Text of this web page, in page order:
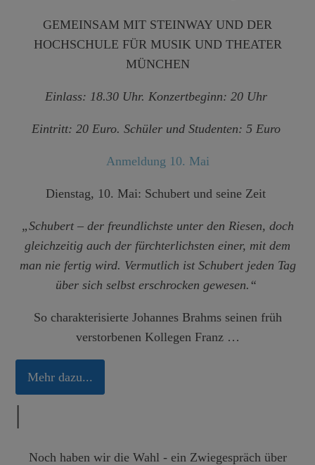
GEMEINSAM MIT STEINWAY UND DER
HOCHSCHULE FÜR MUSIK UND THEATER
MÜNCHEN
Einlass: 18.30 Uhr. Konzertbeginn: 20 Uhr
Eintritt: 20 Euro. Schüler und Studenten: 5 Euro
Anmeldung 10. Mai
Dienstag, 10. Mai: Schubert und seine Zeit
„Schubert – der freundlichste unter den Riesen, doch
gleichzeitig auch der fürchterlichsten einer, mit dem
man nie fertig wird. Vermutlich ist Schubert jeden Tag
über sich selbst erschrocken gewesen.“
So charakterisierte Johannes Brahms seinen früh
verstorbenen Kollegen Franz …
Mehr dazu...
|
Noch haben wir die Wahl - ein Zwiegespräch über